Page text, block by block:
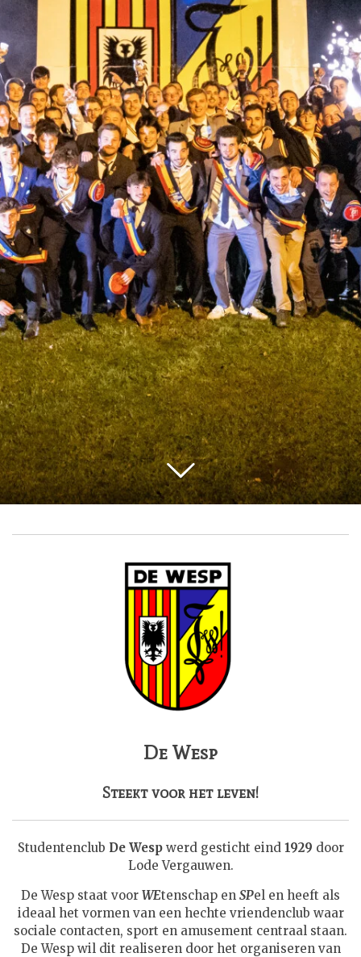
De Wesp
Steekt voor het leven!
Studentenclub De Wespwerd gesticht eind 1929 door
Lode Vergauwen.
De Wesp staat voor WEtenschap en SPel en heeft als
ideaal het vormen van een hechte vriendenclub waar
sociale contacten, sport en amusement centraal staan.
De Wesp wil dit realiseren door het organiseren van